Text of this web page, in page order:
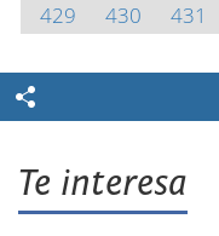
429
430 431
Te interesa